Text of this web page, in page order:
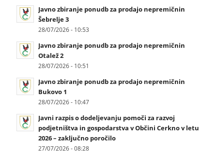
Javno zbiranje ponudb za prodajo nepremičnin
Šebrelje 3
28/07/2026 - 10:53
Javno zbiranje ponudb za prodajo nepremičnin
Otalež 2
28/07/2026 - 10:51
Javno zbiranje ponudb za prodajo nepremičnin
Bukovo 1
28/07/2026 - 10:47
Javni razpis o dodeljevanju pomoči za razvoj
podjetništva in gospodarstva v Občini Cerkno v letu
2026 – zaključno poročilo
27/07/2026 - 08:28